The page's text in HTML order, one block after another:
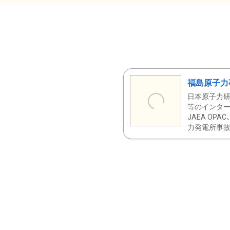
福島原子
日本原子力
等のインタ
JAEA OPAC
力発電所事